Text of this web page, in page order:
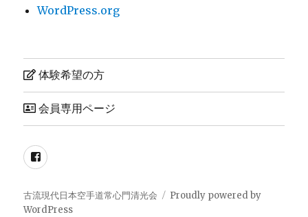
WordPress.org
体験希望の方
会員専用ページ
Facebook
古流現代日本空手道常心門清光会
Proudly powered by
WordPress